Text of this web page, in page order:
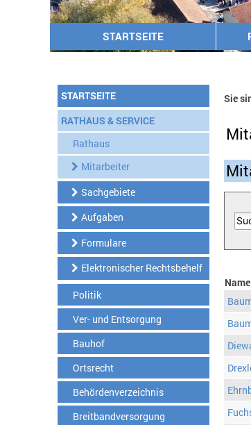
STARTSEITE
STARTSEITE
RATHAUS & SERVICE
Rathaus
Mitarbeiter
Sachgebiete
Aufgaben
Formulare
Elektronischer Rechtsbehelf
Politik
Ver- und Entsorgung
Bauhof
Ortsrecht
Behördenverzeichnis
Breitbandversorgung
Sie
Name